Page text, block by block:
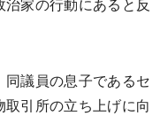
家の行動にあると反
議員の息子であるセ
引所の立ち上げに向